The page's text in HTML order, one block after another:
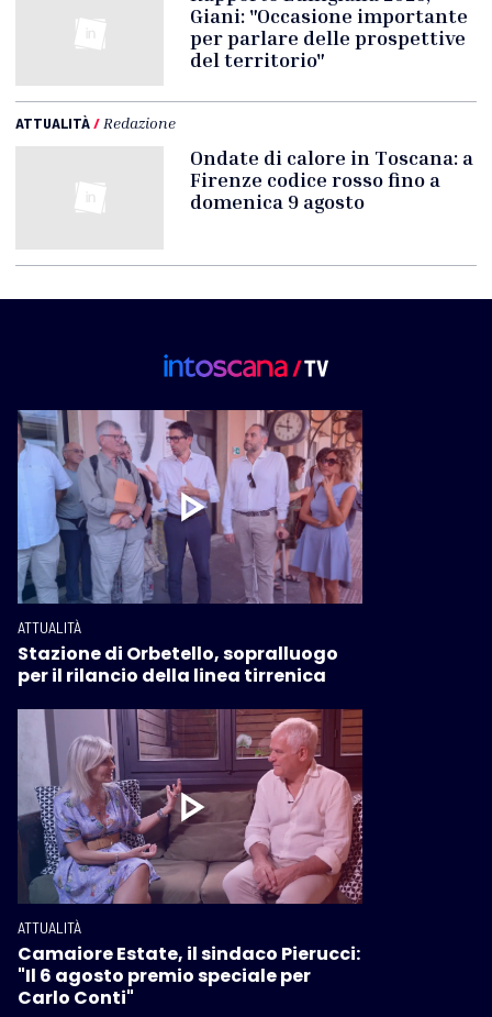
Giani: "Occasione importante
per parlare delle prospettive
del territorio"
ATTUALITÀ/ Redazione
Ondate di calore in Toscana: a
Firenze codice rosso fino a
domenica 9 agosto
ATTUALITÀ
Stazione di Orbetello, sopralluogo
per il rilancio della linea tirrenica
ATTUALITÀ
Camaiore Estate, il sindaco Pierucci:
"Il 6 agosto premio speciale per
Carlo Conti"